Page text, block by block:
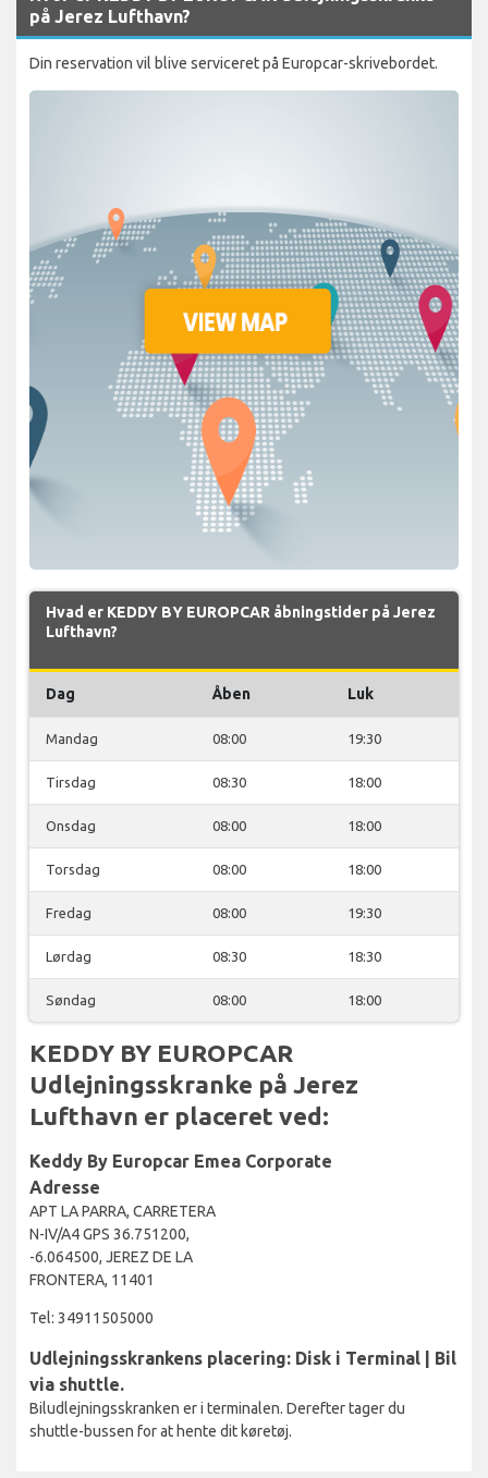
på Jerez Lufthavn?
Din reservation vil blive serviceret på Europcar-skrivebordet.
Hvad er KEDDY BY EUROPCAR åbningstider på Jerez
Lufthavn?
Dag Åben Luk
Mandag 08:00 19:30
Tirsdag 08:30 18:00
Onsdag 08:00 18:00
Torsdag 08:00 18:00
Fredag 08:00 19:30
Lørdag 08:30 18:30
Søndag 08:00 18:00
KEDDY BY EUROPCAR
Udlejningsskranke på Jerez
Lufthavn er placeret ved:
Keddy By Europcar Emea Corporate
Adresse
APT LA PARRA, CARRETERA
N-IV/A4 GPS 36.751200,
-6.064500, JEREZ DE LA
FRONTERA, 11401
Tel: 34911505000
Udlejningsskrankens placering: Disk i Terminal | Bil
via shuttle.
Biludlejningsskranken er i terminalen. Derefter tager du
shuttle-bussen for at hente dit køretøj.